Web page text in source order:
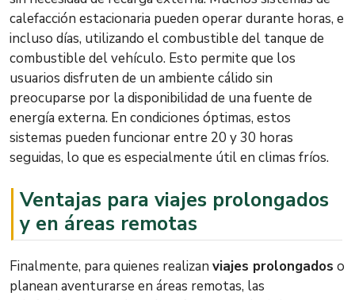
calefacción estacionaria pueden operar durante horas, e
incluso días, utilizando el combustible del tanque de
combustible del vehículo. Esto permite que los
usuarios disfruten de un ambiente cálido sin
preocuparse por la disponibilidad de una fuente de
energía externa. En condiciones óptimas, estos
sistemas pueden funcionar entre 20 y 30 horas
seguidas, lo que es especialmente útil en climas fríos.
Ventajas para viajes prolongados
y en áreas remotas
Finalmente, para quienes realizan viajes prolongados o
planean aventurarse en áreas remotas, las